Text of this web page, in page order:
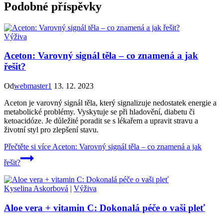
Podobné příspěvky
Výživa
Aceton: Varovný signál těla – co znamená a jak
řešit?
Odwebmaster1 13. 12. 2023
Aceton je varovný signál těla, který signalizuje nedostatek energie a
metabolické problémy. Vyskytuje se při hladovění, diabetu či
ketoacidóze. Je důležité poradit se s lékařem a upravit stravu a
životní styl pro zlepšení stavu.
Přečtěte si více Aceton: Varovný signál těla – co znamená a jak
řešit?
Kyselina Askorbová | Výživa
Aloe vera + vitamin C: Dokonalá péče o vaši pleť